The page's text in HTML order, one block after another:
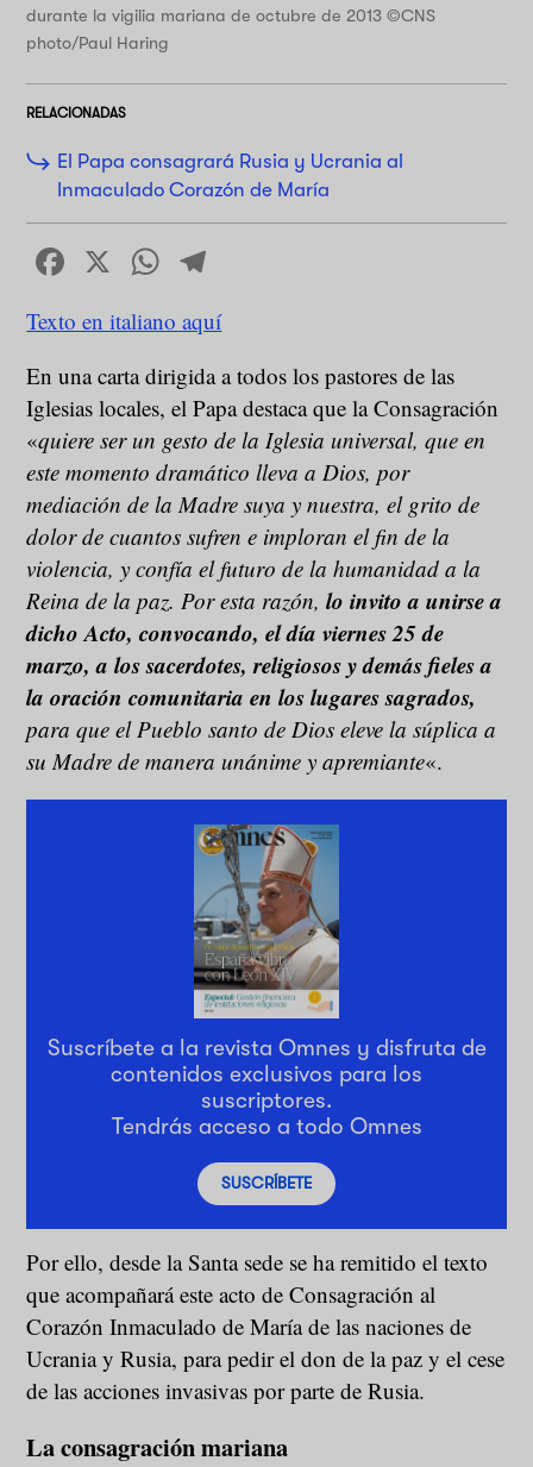
durante la vigilia mariana de octubre de 2013 ©CNS
photo/Paul Haring
RELACIONADAS
El Papa consagrará Rusia y Ucrania al
Inmaculado Corazón de María
Facebook
X WhatsApp
Texto en italiano aquí
En una carta dirigida a todos los pastores de las
Iglesias locales, el Papa destaca que la Consagración
«quiere ser un gesto de la Iglesia universal, que en
este momento dramático lleva a Dios, por
mediación de la Madre suya y nuestra, el grito de
dolor de cuantos sufren e imploran el fin de la
violencia, y confía el futuro de la humanidad a la
Reina de la paz. Por esta razón, lo invito a unirse a
dicho Acto, convocando, el día viernes 25 de
marzo, a los sacerdotes, religiosos y demás fieles a
la oración comunitaria en los lugares sagrados,
para que el Pueblo santo de Dios eleve la súplica a
su Madre de manera unánime y apremiante«.
Suscríbete a la revista Omnes y disfruta de
contenidos exclusivos para los
suscriptores.
Tendrás acceso a todo Omnes
SUSCRÍBETE
Por ello, desde la Santa sede se ha remitido el texto
que acompañará este acto de Consagración al
Corazón Inmaculado de María de las naciones de
Ucrania y Rusia, para pedir el don de la paz y el cese
de las acciones invasivas por parte de Rusia.
La consagración mariana